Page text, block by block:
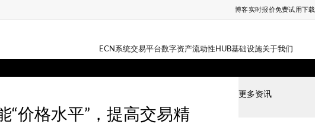
博客实时报价免费试用下载
ECN系统交易平台数字资产流动性HUB基础设施关于我们
“价格水平”，提高交易精
更多资讯